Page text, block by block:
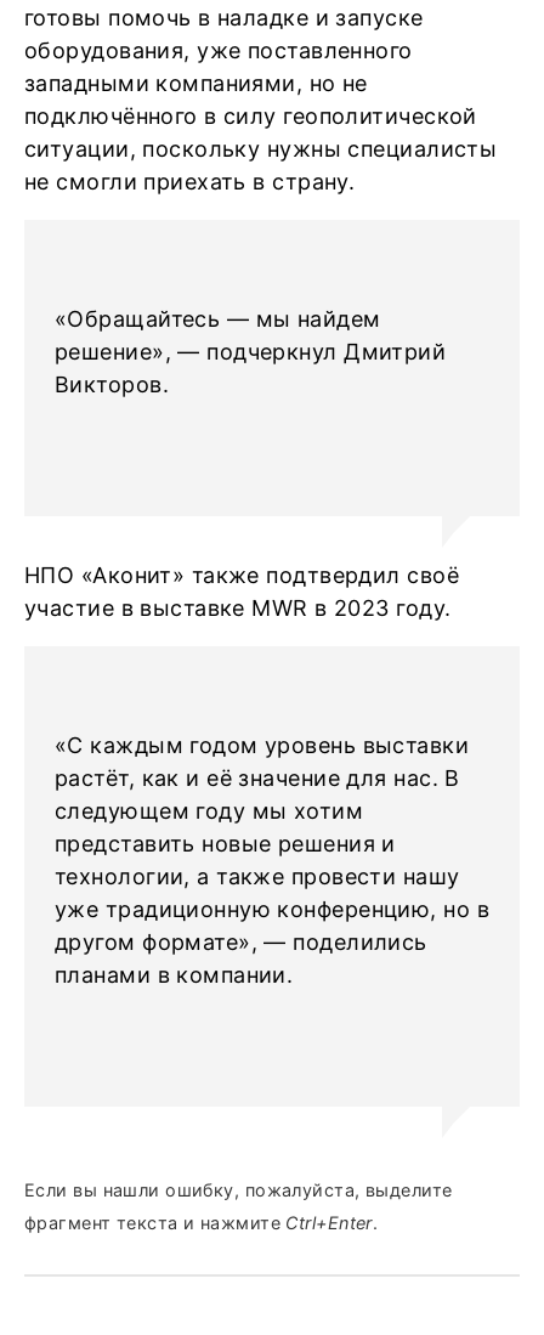
готовы помочь в наладке и запуске
оборудования, уже поставленного
западными компаниями, но не
подключённого в силу геополитической
ситуации, поскольку нужны специалисты
не смогли приехать в страну.
«Обращайтесь — мы найдем
решение», — подчеркнул Дмитрий
Викторов.
НПО «Аконит» также подтвердил своё
участие в выставке MWR в 2023 году.
«С каждым годом уровень выставки
растёт, как и её значение для нас. В
следующем году мы хотим
представить новые решения и
технологии, а также провести нашу
уже традиционную конференцию, но в
другом формате», — поделились
планами в компании.
Если вы нашли ошибку, пожалуйста, выделите
фрагмент текста и нажмите Ctrl+Enter.